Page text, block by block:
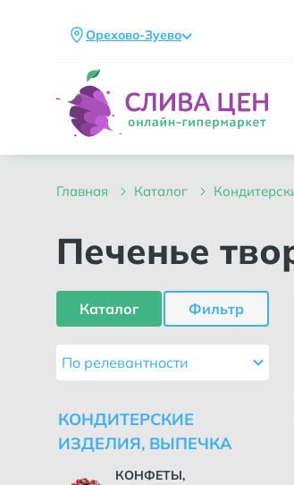
Орехово-Зуево
главная каталог
Печенье
Каталог Фильтр
По релевантности
КОНДИТЕРСКИЕ
ИЗДЕЛИЯ, ВЫПЕЧКА
КОНФЕТЫ,